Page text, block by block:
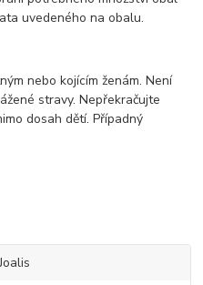
uvedeného na obalu.
nebo kojícím ženám. Není
stravy. Nepřekračujte
dosah dětí. Případný